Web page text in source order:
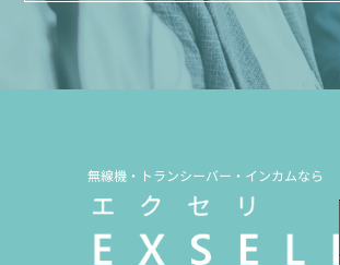
無線機・トランシーバー・インカムなら